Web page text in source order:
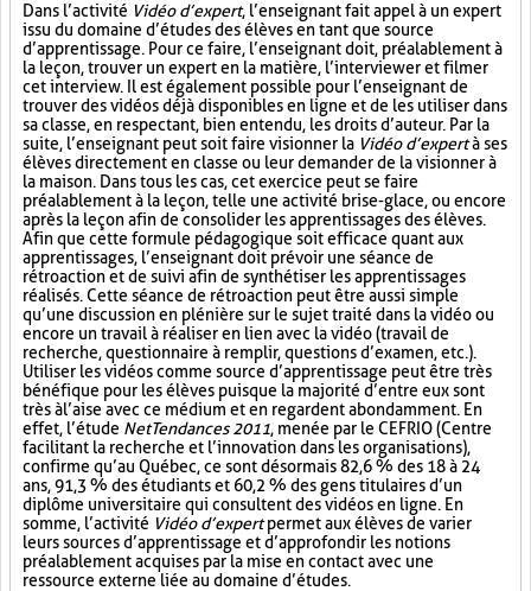
Dans l’activité Vidéo d’expert, l’enseignant fait appel à un expert
issu du domaine d’études des élèves en tant que source
d’apprentissage. Pour ce faire, l’enseignant doit, préalablement à
la leçon, trouver un expert en la matière, l’interviewer et filmer
cet interview. Il est également possible pour l’enseignant de
trouver des vidéos déjà disponibles en ligne et de les utiliser dans
sa classe, en respectant, bien entendu, les droits d’auteur. Par la
suite, l’enseignant peut soit faire visionner la Vidéo d’expertà ses
élèves directement en classe ou leur demander de la visionner à
la maison. Dans tous les cas, cet exercice peut se faire
préalablement à la leçon, telle une activité brise-glace, ou encore
après la leçon afin de consolider les apprentissages des élèves.
Afin que cette formule pédagogique soit efficace quant aux
apprentissages, l’enseignant doit prévoir une séance de
rétroaction et de suivi afin de synthétiser les apprentissages
réalisés. Cette séance de rétroaction peut être aussi simple
qu’une discussion en plénière sur le sujet traité dans la vidéo ou
encore un travail à réaliser en lien avec la vidéo (travail de
recherche, questionnaire à remplir, questions d’examen, etc.).
Utiliser les vidéos comme source d’apprentissage peut être très
bénéfique pour les élèves puisque la majorité d’entre eux sont
très à l’aise avec ce médium et en regardent abondamment. En
effet, l’étude NetTendances 2011, menée par le CEFRIO (Centre
facilitant la recherche et l’innovation dans les organisations),
confirme qu’au Québec, ce sont désormais 82,6 % des 18 à 24
ans, 91,3 % des étudiants et 60,2 % des gens titulaires d’un
diplôme universitaire qui consultent des vidéos en ligne. En
somme, l’activité Vidéo d’expertpermet aux élèves de varier
leurs sources d’apprentissage et d’approfondir les notions
préalablement acquises par la mise en contact avec une
ressource externe liée au domaine d’études.